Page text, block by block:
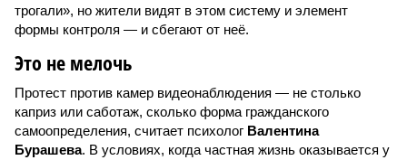
трогали», но жители видят в этом систему и элемент
формы контроля — и сбегают от неё.
Это не мелочь
Протест против камер видеонаблюдения — не столько
каприз или саботаж, сколько форма гражданского
самоопределения, считает психолог Валентина
Бурашева. В условиях, когда частная жизнь оказывается у